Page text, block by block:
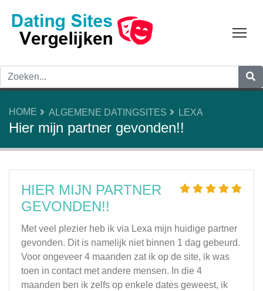
HOME ALGEMENE DATINGSITES LEXA
Hier mijn partner gevonden!!
HIER MIJN PARTNER
GEVONDEN!!
Met veel plezier heb ik via Lexa mijn huidige partner
gevonden. Dit is namelijk niet binnen 1 dag gebeurd.
Voor ongeveer 4 maanden zat ik op de site, ik was
toen in contact met andere mensen. In die 4
maanden ben ik zelfs op enkele dates geweest, ik